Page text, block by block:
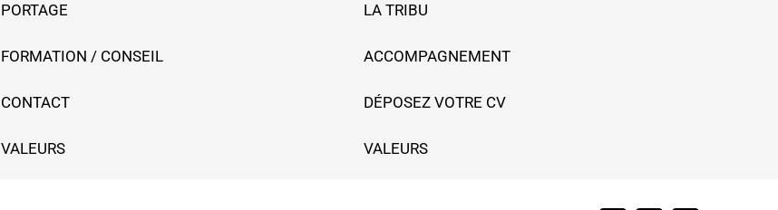
PORTAGE
FORMATION / CONSEIL
CONTACT
VALEURS
LA TRIBU
ACCOMPAGNEMENT
DÉPOSEZ VOTRE CV
VALEURS